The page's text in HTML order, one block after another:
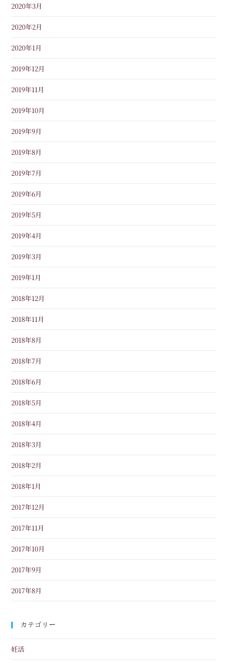
2020年3月
2020年2月
2020年1月
2019年12月
2019年11月
2019年10月
2019年9月
2019年8月
2019年7月
2019年6月
2019年5月
2019年4月
2019年3月
2019年1月
2018年12月
2018年11月
2018年8月
2018年7月
2018年6月
2018年5月
2018年4月
2018年3月
2018年2月
2018年1月
2017年12月
2017年11月
2017年10月
2017年9月
2017年8月
カテゴリー
妊活